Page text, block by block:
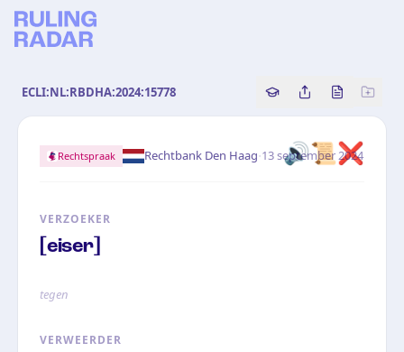
ECLI:NL:RBDHA:2024:15778 Copy source
Share this
Bekijk
🔊📜❌
Rechtspraak Rechtbank Den Haag·13 september 2024
VERZOEKER
[eiser]
tegen
VERWEERDER